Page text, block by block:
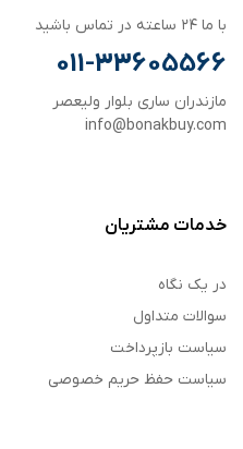
با ما ۲۴ ساعته در تماس باشید
011-33605566
مازندران ساری بلوار ولیعصر
info@bonakbuy.com
خدمات مشتریان
در یک نگاه
سوالات متداول
سیاست بازپرداخت
سیاست حفظ حریم خصوصی